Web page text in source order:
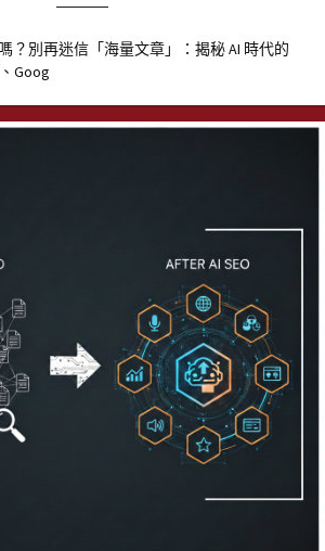
？別再迷信「海量文章」：揭秘 AI 時代的
Goog